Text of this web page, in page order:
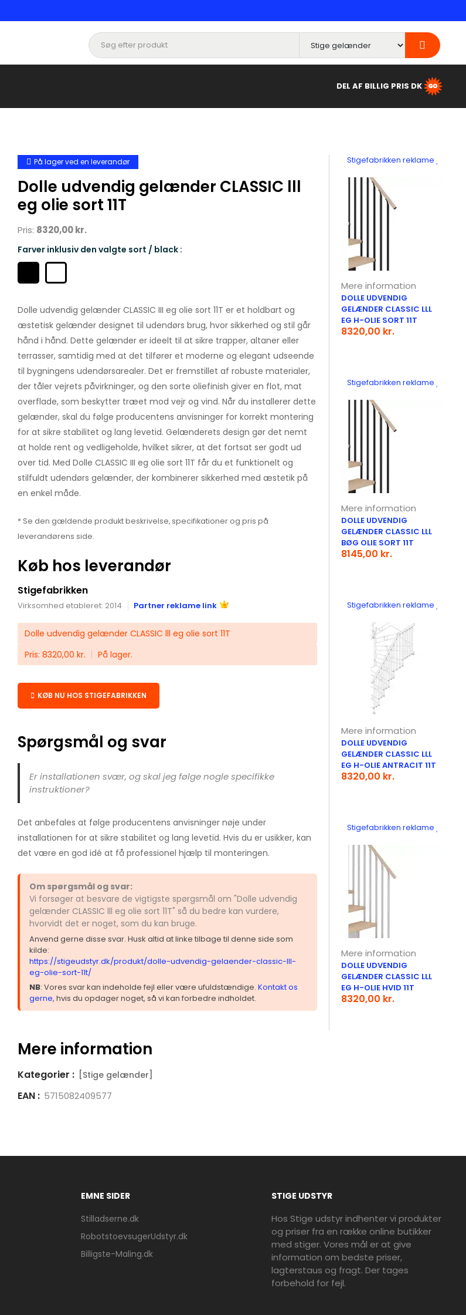
DEL AF BILLIG PRIS DK
På lager ved en leverandør
Dolle udvendig gelænder CLASSIC lll
eg olie sort 11T
Pris: 8320,00 kr.
Farver inklusiv den valgte sort / black :
Dolle udvendig gelænder CLASSIC III eg olie sort 11T er et holdbart og
æstetisk gelænder designet til udendørs brug, hvor sikkerhed og stil går
hånd i hånd. Dette gelænder er ideelt til at sikre trapper, altaner eller
terrasser, samtidig med at det tilfører et moderne og elegant udseende
til bygningens udendørsarealer. Det er fremstillet af robuste materialer,
der tåler vejrets påvirkninger, og den sorte oliefinish giver en flot, mat
overflade, som beskytter træet mod vejr og vind. Når du installerer dette
gelænder, skal du følge producentens anvisninger for korrekt montering
for at sikre stabilitet og lang levetid. Gelænderets design gør det nemt
at holde rent og vedligeholde, hvilket sikrer, at det fortsat ser godt ud
over tid. Med Dolle CLASSIC III eg olie sort 11T får du et funktionelt og
stilfuldt udendørs gelænder, der kombinerer sikkerhed med æstetik på
en enkel måde.
* Se den gældende produkt beskrivelse, specifikationer og pris på
leverandørens side.
Køb hos leverandør
Stigefabrikken
Virksomhed etableret: 2014 Partner reklame link
Dolle udvendig gelænder CLASSIC lll eg olie sort 11T
Pris: 8320,00 kr.
På lager.
KØB NU HOS STIGEFABRIKKEN
Spørgsmål og svar
Er installationen svær, og skal jeg følge nogle specifikke
instruktioner?
Det anbefales at følge producentens anvisninger nøje under
installationen for at sikre stabilitet og lang levetid. Hvis du er usikker, kan
det være en god idé at få professionel hjælp til monteringen.
Om spørgsmål og svar:
Vi forsøger at besvare de vigtigste spørgsmål om "Dolle udvendig
gelænder CLASSIC lll eg olie sort 11T" så du bedre kan vurdere,
hvorvidt det er noget, som du kan bruge.
Anvend gerne disse svar. Husk altid at linke tilbage til denne side som
kilde:
https://stigeudstyr.dk/produkt/dolle-udvendig-gelaender-classic-lll-
eg-olie-sort-11t/
NB: Vores svar kan indeholde fejl eller være ufuldstændige. Kontakt os
gerne, hvis du opdager noget, så vi kan forbedre indholdet.
Mere information
Kategorier : [Stige gelænder]
EAN : 5715082409577
Stigefabrikken reklame
Mere information
DOLLE UDVENDIG
GELÆNDER CLASSIC LLL
EG H-OLIE SORT 11T
8320,00 kr.
Stigefabrikken reklame
Mere information
DOLLE UDVENDIG
GELÆNDER CLASSIC LLL
BØG OLIE SORT 11T
8145,00 kr.
Stigefabrikken reklame
Mere information
DOLLE UDVENDIG
GELÆNDER CLASSIC LLL
EG H-OLIE ANTRACIT 11T
8320,00 kr.
Stigefabrikken reklame
Mere information
DOLLE UDVENDIG
GELÆNDER CLASSIC LLL
EG H-OLIE HVID 11T
8320,00 kr.
EMNE SIDER
Stilladserne.dk
RobotstoevsugerUdstyr.dk
Billigste-Maling.dk
STIGE UDSTYR
Hos Stige udstyr indhenter vi produkter
og priser fra en række online butikker
med stiger. Vores mål er at give
information om bedste priser,
lagterstaus og fragt. Der tages
forbehold for fejl.